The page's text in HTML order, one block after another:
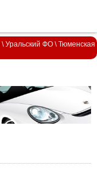
\ Уральский ФО \ Тюменская